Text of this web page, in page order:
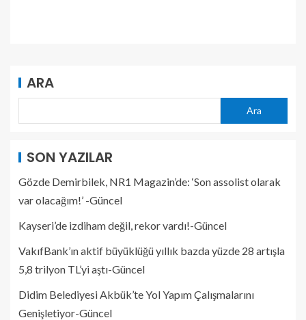
ARA
Ara
SON YAZILAR
Gözde Demirbilek, NR1 Magazin’de: ‘Son assolist olarak
var olacağım!’ -Güncel
Kayseri’de izdiham değil, rekor vardı!-Güncel
VakıfBank’ın aktif büyüklüğü yıllık bazda yüzde 28 artışla
5,8 trilyon TL’yi aştı-Güncel
Didim Belediyesi Akbük’te Yol Yapım Çalışmalarını
Genişletiyor-Güncel